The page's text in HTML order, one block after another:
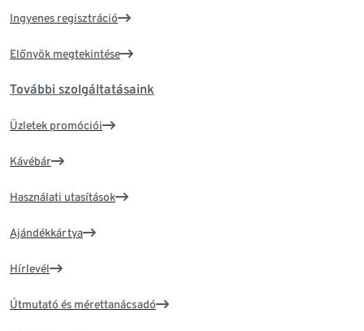
Ingyenes regisztráció
Előnyök megtekintése
További szolgáltatásaink
Üzletek promóciói
Kávébár
Használati utasítások
Ajándékkártya
Hírlevél
Útmutató és mérettanácsadó